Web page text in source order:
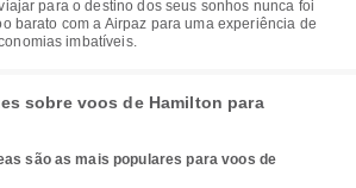
para o destino dos seus sonhos nunca foi
barato com a Airpaz para uma experiência de
imbatíveis.
sobre voos de Hamilton para
são as mais populares para voos de